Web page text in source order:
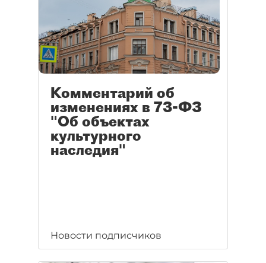
Комментарий об
изменениях в 73-ФЗ
"Об объектах
культурного
наследия"
Новости подписчиков